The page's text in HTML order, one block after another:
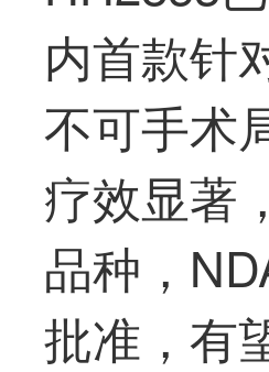
内首款针
不可手术
疗效显著
品种，
批准，有